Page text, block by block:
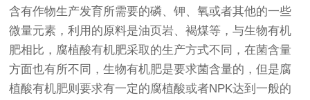
含有作物生产发育所需要的磷、钾、氧或者其他的一些
微量元素，利用的原料是油页岩、褐煤等，与生物有机
肥相比，腐植酸有机肥采取的生产方式不同，在菌含量
方面也有所不同，生物有机肥是要求菌含量的，但是腐
植酸有机肥则要求有一定的腐植酸或者NPK达到一般的